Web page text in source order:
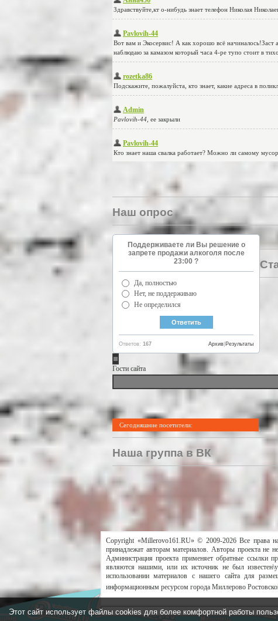
Наш опрос
Поддерживаете ли Вы решение о
запрете продажи алкоголя после
23:00 ?
Да, полностью
Нет, не поддерживаю
Не определился
Ответов: 167 Результаты
Архив
Гости сайта
Сегодняшние посетители:
Наша группа в ВК
Copyright «Millerovo161.RU» © 2009-2026 Все права
принадлежат авторам материалов. Авторы проекта не
Администрация проекта применяет обратные ссылки
являются нашими, или их источник не был
использовании материалов с нашего сайта для
информационным ресурсом города Миллерово
Этот сайт использует файлы cookies для более комфортной работы